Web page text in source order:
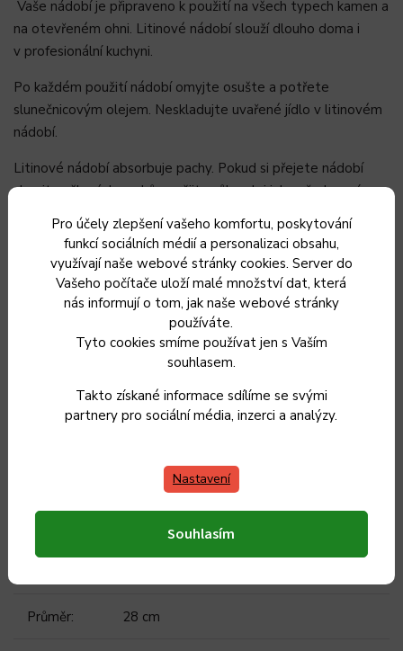
Pro účely zlepšení vašeho komfortu, poskytování
funkcí sociálních médií a personalizaci obsahu,
využívají naše webové stránky cookies. Server do
Vašeho počítače uloží malé množství dat, která
nás informují o tom, jak naše webové stránky
používáte.
Tyto cookies smíme používat jen s Vaším
souhlasem.
Takto získané informace sdílíme se svými
partnery pro sociální média, inzerci a analýzy.
Nastavení
Souhlasím
Vaše nádobí je připraveno k použití na všech typech kamen a
na otevřeném ohni. Litinové nádobí slouží dlouho doma i
v profesionální kuchyni.
Po každém použití nádobí omyjte osušte a potřete
slunečnicovým olejem. Neskladujte uvařené jídlo v litinovém
nádobí.
Litinové nádobí absorbuje pachy. Pokud si přejete nádobí
zbavit veškerých pachů použijte sůl a olej jako před prvním
Pokud nádobí z nějakého důvodu zreziví, stačí povrch vyčistit
drátěnkou, nebo brusným papírem, opláchnout a nanést
vrstvu slunečnicového oleje a zahřát dokud povrch
nepřestane být lepivý.
Doplňkové parametry
Průměr: 28 cm